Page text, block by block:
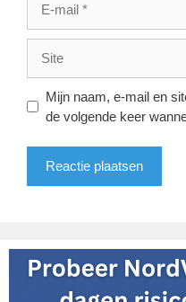
mail
Mijn naam, e-mail en
de volgende keer